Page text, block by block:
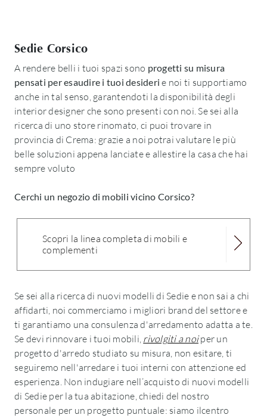
Sedie Corsico
A rendere belli i tuoi spazi sono progetti su misura
pensati per esaudire i tuoi desideri e noi ti supportiamo
anche in tal senso, garantendoti la disponibilità degli
interior designer che sono presenti con noi. Se sei alla
ricerca di uno store rinomato, ci puoi trovare in
provincia di Crema: grazie a noi potrai valutare le più
belle soluzioni appena lanciate e allestire la casa che hai
sempre voluto
Cerchi un negozio di mobili vicino Corsico?
Scopri la linea completa di mobili e
complementi
Se sei alla ricerca di nuovi modelli di Sedie e non sai a chi
affidarti, noi commerciamo i migliori brand del settore e
ti garantiamo una consulenza d'arredamento adatta a te.
Se devi rinnovare i tuoi mobili, rivolgiti a noiper un
progetto d'arredo studiato su misura, non esitare, ti
seguiremo nell'arredare i tuoi interni con attenzione ed
esperienza. Non indugiare nell’acquisto di nuovi modelli
di Sedie per la tua abitazione, chiedi del nostro
personale per un progetto puntuale: siamo ilcentro